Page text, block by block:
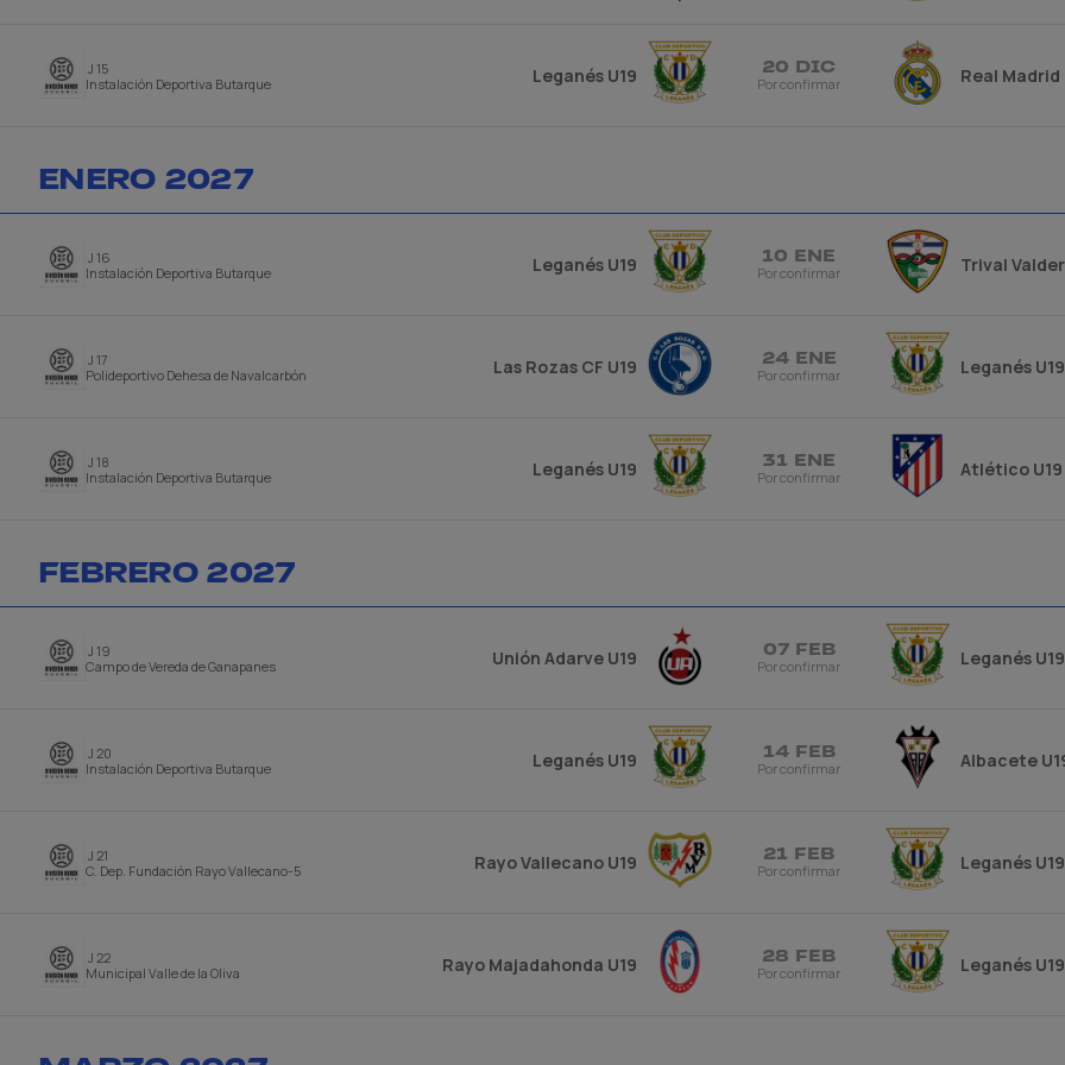
J 15
Instalación Deportiva Butarque
Leganés U19 20 DIC
Por confirmar Real Madrid
ENERO 2027
J 16
Instalación Deportiva Butarque
Leganés U19 10 ENE
Por confirmar Trival
J 17
Polideportivo Dehesa de Navalcarbón
Las Rozas CF U19 24 ENE
Por confirmar Leganés U19
J 18
Instalación Deportiva Butarque
Leganés U19 31 ENE
Por confirmar Atlético U19
FEBRERO 2027
J 19
Campo de Vereda de Ganapanes
Unión Adarve U19 07 FEB
Por confirmar Leganés U19
J 20
Instalación Deportiva Butarque
Leganés U19 14 FEB
Por confirmar Albacete
J 21
C. Dep. Fundación Rayo Vallecano-5
Rayo Vallecano U19 21 FEB
Por confirmar Leganés U19
J 22
Municipal Valle de la Oliva
Rayo Majadahonda U19 28 FEB
Por confirmar Leganés U19